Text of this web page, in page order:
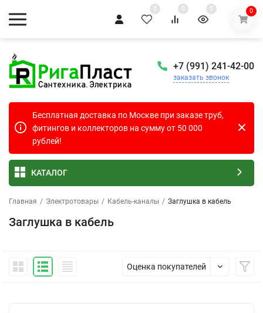
0 0 0 0
+7 (991) 241-42-00
заказать звонок
Бесплатная доставка по Москве при заказе труб,
фитингов и коллекторов на сумму от 50 000
рублей!
КАТАЛОГ
Главная / Электротовары / Кабель-каналы / Заглушка в кабель
Заглушка в кабель
Оценка покупателей